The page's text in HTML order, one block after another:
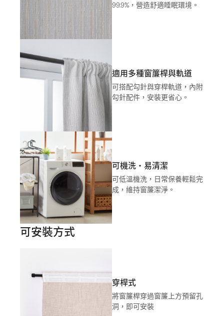
99.9%，營造舒適睡眠環境。
適用多種窗簾桿與軌道
可搭配勾針與穿桿軌道，內附
勾針配件，安裝更省心。
可機洗・易清潔
可低溫機洗，日常保養輕鬆完
成，維持窗簾潔淨。
可安裝方式
穿桿式
將窗簾桿穿過窗簾上方預留孔
洞，即可安裝